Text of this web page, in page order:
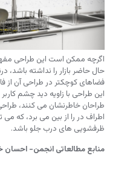
اگرچه ممکن است این طراحی
حال حاضر بازار را نداشته
فضاهای کوچکتر در طراحی آن از
این طراحی با زاویه دید چشم
طراحان خاطرنشان می کنند،
اطراف در را از بین می برد، که
ظرفشویی های درب جلو باشد.
منابع مطالعاتی انجمن-